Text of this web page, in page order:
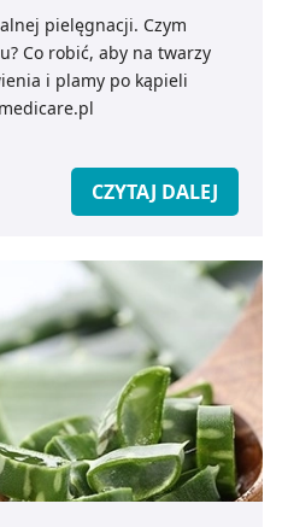
pielęgnacji. Czym
Co robić, aby na twarzy
i plamy po kąpieli
CZYTAJ DALEJ